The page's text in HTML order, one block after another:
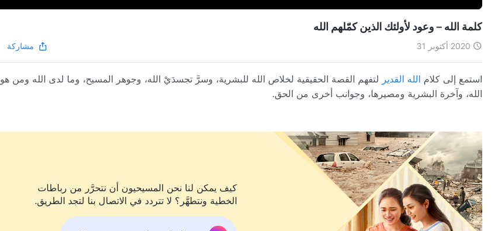
كلمة الله – وعود لأولئك الذين كمّلهم الله
2020 أكتوبر 31 مشاركة
استمع إلى كلام الله القدير لتفهم القصة الحقيقية لخلاص الله للبشرية، وسرَّ تجسدَيْ الله، وجوهر المسيح، وما لدى الله ومن هو
الله، وآخرة البشرية ومصيرها، وجوانب أخرى من الحق.
كيف يمكن لنا نحن المسيحيون أن نتحرَّر من رباطات
الخطية ونتطهَّر؟ لا تتردد في الاتصال بنا لتجد الطريق.